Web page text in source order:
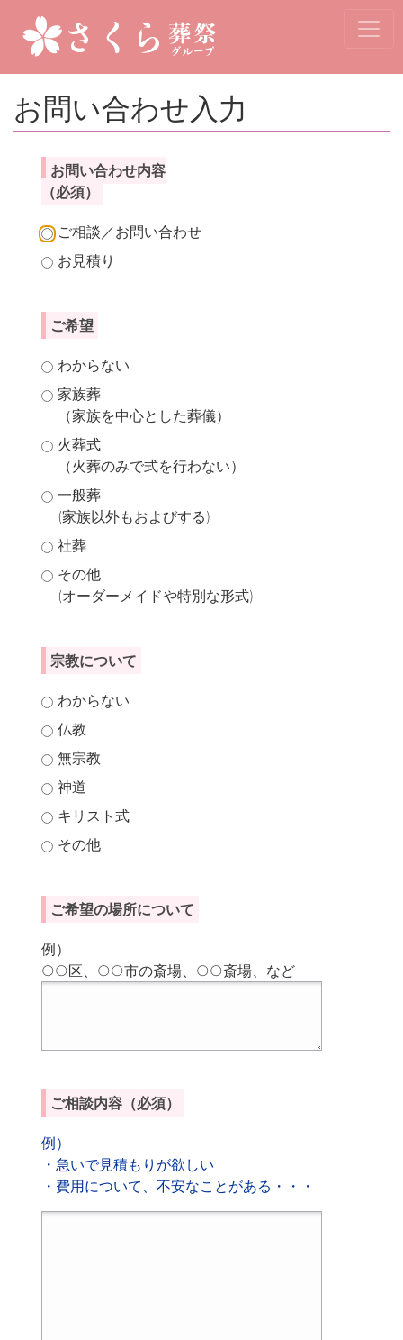
お問い合わせ入力
お問い合わせ内容
（必須）
ご相談／お問い合わせ
お見積り
ご希望
わからない
家族葬
（家族を中心とした葬儀）
火葬式
（火葬のみで式を行わない）
一般葬
(家族以外もおよびする)
社葬
その他
(オーダーメイドや特別な形式)
宗教について
わからない
仏教
無宗教
神道
キリスト式
その他
ご希望の場所について
例）
○○区、○○市の斎場、○○斎場、など
ご相談内容（必須）
例）
・急いで見積もりが欲しい
・費用について、不安なことがある・・・